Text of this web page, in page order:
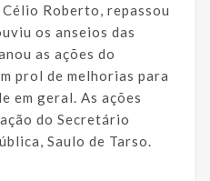
Roberto, repassou
os anseios das
as ações do
prol de melhorias para
em geral. As ações
do Secretário
Saulo de Tarso.